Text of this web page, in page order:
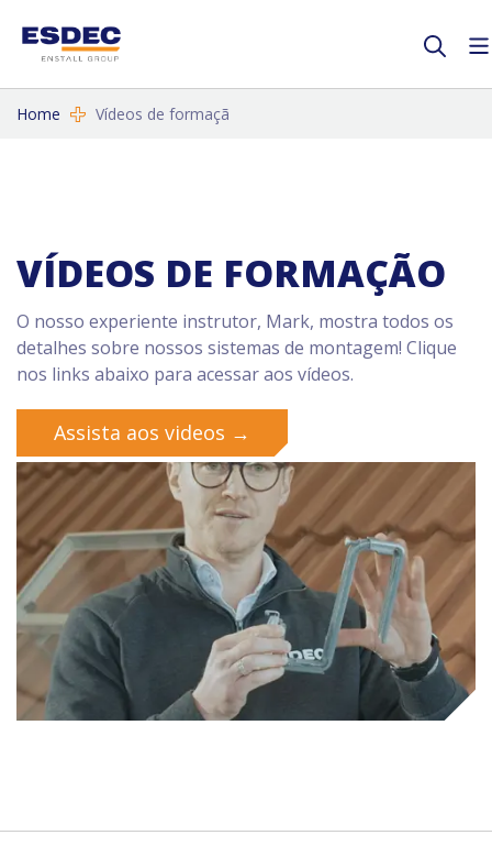
Home Vídeos de formaçã
VÍDEOS DE FORMAÇÃO
O nosso experiente instrutor, Mark, mostra todos os
detalhes sobre nossos sistemas de montagem! Clique
nos links abaixo para acessar aos vídeos.
Assista aos videos →